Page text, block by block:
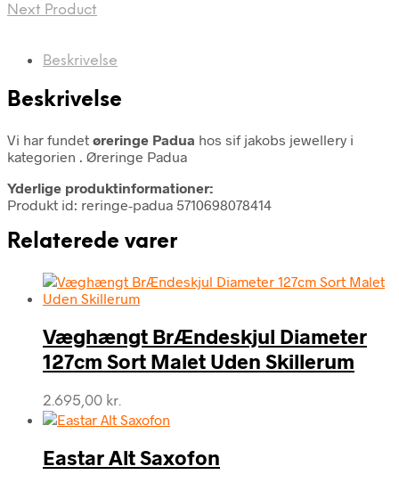
Next Product
Beskrivelse
Beskrivelse
Vi har fundet øreringe Padua hos sif jakobs jewellery i
kategorien . Øreringe Padua
Yderlige produktinformationer:
Produkt id: reringe-padua 5710698078414
Relaterede varer
Væghængt BrÆndeskjul Diameter
127cm Sort Malet Uden Skillerum
2.695,00 kr.
Eastar Alt Saxofon